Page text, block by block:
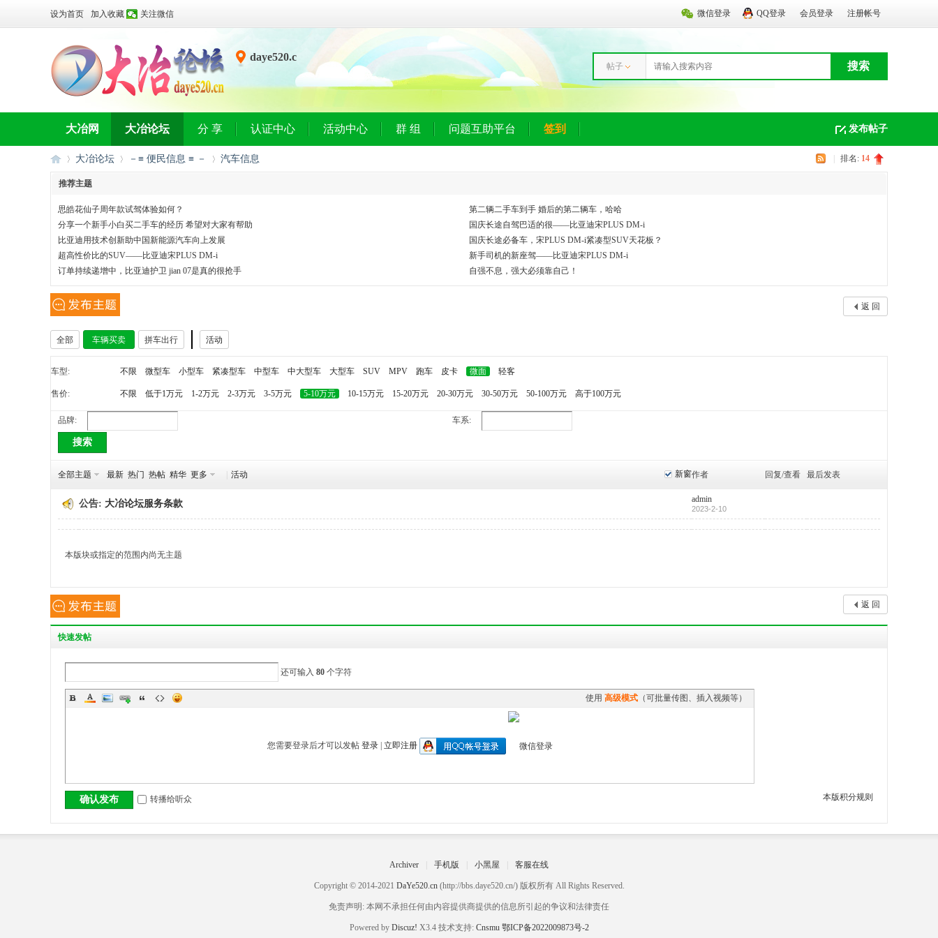
微信登录 QQ登录 会员登录 注册帐号
设为首页 加入收藏 关注微信
daye520.c
帖子 搜索
发布帖子
大冶网 大冶论坛 分 享 认证中心 活动中心 群 组 问题互助平台 签到
冶
丨
»
大冶论坛 －≡ 便民信息 ≡ －
›
汽车信息 排名: 14
推荐主题
思皓花仙子周年款试驾体验如何？
第二辆二手车到手 婚后的第二辆车，哈哈
分享一个新手小白买二手车的经历 希望对大家有帮助
国庆长途自驾巴适的很——比亚迪宋PLUS DM-i
比亚迪用技术创新助中国新能源汽车向上发展
国庆长途必备车，宋PLUS DM-i紧凑型SUV天花板？
超高性价比的SUV——比亚迪宋PLUS DM-i
新手司机的新座驾——比亚迪宋PLUS DM-i
订单持续递增中，比亚迪护卫 jian 07是真的很抢手
自强不息，强大必须靠自己！
返 回
全部 车辆买卖 拼车出行 活动
车型: 不限 微型车 小型车 紧凑型车 中型车 中大型车 大型车 SUV MPV 跑车 皮卡 微面 轻客
售价: 不限 低于1万元 1-2万元 2-3万元 3-5万元 5-10万元 10-15万元 15-20万元 20-30万元 30-50万元 50-100万元 高于100万元
品牌: 车系:
搜索
新窗
全部主题 最新 热门 热帖 精华 更多 活动 作者 回复/查看 最后发表
公告: 大冶论坛服务条款 admin
2023-2-10
本版块或指定的范围内尚无主题
返 回
快速发帖
还可输入 80 个字符
使用 高级模式 （可批量传图、插入视频等）
您需要登录后才可以发帖 登录| 立即注册
本版积分规则
确认发布 转播给听众
Archiver 手机版 小黑屋 客服在线
Copyright © 2014-2021 DaYe520.cn(http://bbs.daye520.cn/) 版权所有 All Rights Reserved.
免责声明: 本网不承担任何由内容提供商提供的信息所引起的争议和法律责任
Powered by Discuz! X3.4 技术支持: Cnsmu 鄂ICP备2022009873号-2